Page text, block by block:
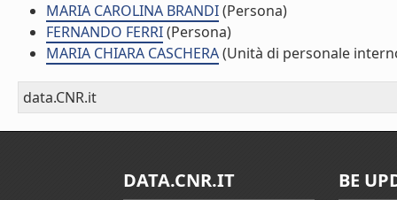
MARIA CAROLINA BRANDI(Persona)
FERNANDO FERRI(Persona)
MARIA CHIARA CASCHERA(Unità di personale
data.CNR.it
DATA.CNR.IT BE